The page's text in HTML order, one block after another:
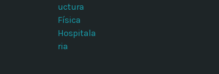
uctura
Física
Hospitala
ria